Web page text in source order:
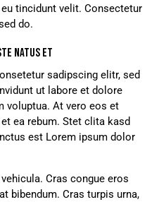
tincidunt velit. Consectetur
do.
NATUS ET
sadipscing elitr, sed
ut labore et dolore
voluptua. At vero eos et
ea rebum. Stet clita kasd
est Lorem ipsum dolor
Cras congue eros
bibendum. Cras turpis urna,